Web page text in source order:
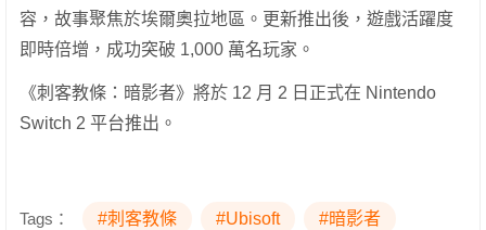
容，故事聚焦於埃爾奧拉地區。更新推出後，遊戲活躍度
即時倍增，成功突破 1,000 萬名玩家。
《刺客教條：暗影者》將於 12 月 2 日正式在 Nintendo
Switch 2 平台推出。
Tags： #刺客教條 #Ubisoft #暗影者